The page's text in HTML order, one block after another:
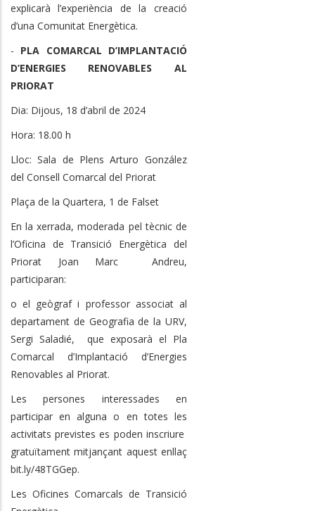
explicarà l’experiència de la creació
d’una Comunitat Energètica.
- PLA COMARCAL D’IMPLANTACIÓ
D’ENERGIES RENOVABLES AL
PRIORAT
Dia: Dijous, 18 d’abril de 2024
Hora: 18.00 h
Lloc: Sala de Plens Arturo González
del Consell Comarcal del Priorat
Plaça de la Quartera, 1 de Falset
En la xerrada, moderada pel tècnic de
l’Oficina de Transició Energètica del
Priorat Joan Marc Andreu,
participaran:
o el geògraf i professor associat al
departament de Geografia de la URV,
Sergi Saladié, que exposarà el Pla
Comarcal d’Implantació d’Energies
Renovables al Priorat.
Les persones interessades en
participar en alguna o en totes les
activitats previstes es poden inscriure
gratuïtament mitjançant aquest enllaç
bit.ly/48TGGep.
Les Oficines Comarcals de Transició